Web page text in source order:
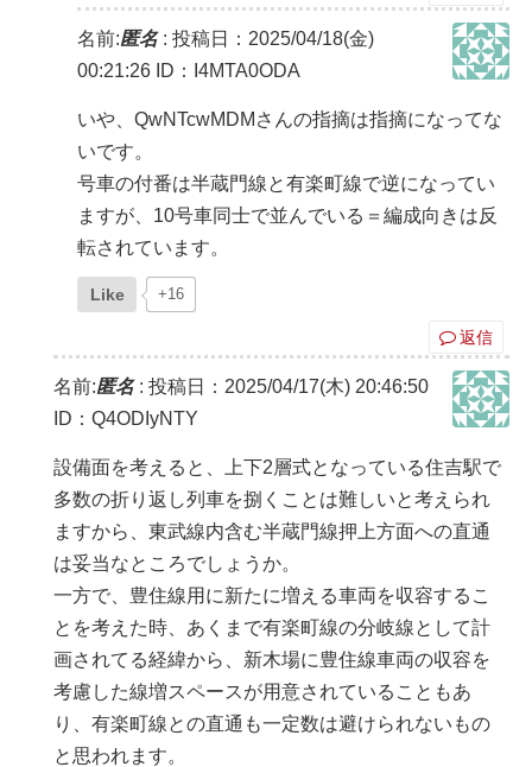
名前:匿名: 投稿日：2025/04/18(金)
00:21:26 ID：I4MTA0ODA
いや、QwNTcwMDMさんの指摘は指摘になってな
いです。
号車の付番は半蔵門線と有楽町線で逆になってい
ますが、10号車同士で並んでいる＝編成向きは反
転されています。
Like +16
返信
名前:匿名: 投稿日：2025/04/17(木) 20:46:50
ID：Q4ODIyNTY
設備面を考えると、上下2層式となっている住吉駅で
多数の折り返し列車を捌くことは難しいと考えられ
ますから、東武線内含む半蔵門線押上方面への直通
は妥当なところでしょうか。
一方で、豊住線用に新たに増える車両を収容するこ
とを考えた時、あくまで有楽町線の分岐線として計
画されてる経緯から、新木場に豊住線車両の収容を
考慮した線増スペースが用意されていることもあ
り、有楽町線との直通も一定数は避けられないもの
と思われます。